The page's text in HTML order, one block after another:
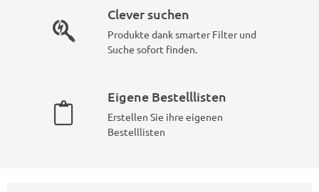
Clever suchen
Produkte dank smarter Filter und
Suche sofort finden.
Eigene Bestelllisten
Erstellen Sie ihre eigenen
Bestelllisten